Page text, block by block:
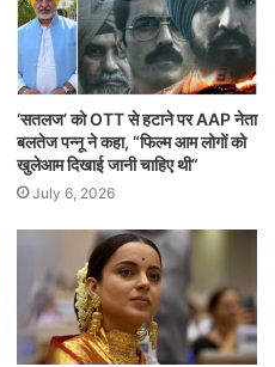
‘सतलज’ को OTT से हटाने पर AAP नेता
बलतेज पन्नू ने कहा, “फिल्म आम लोगों को
खुलेआम दिखाई जानी चाहिए थी”
July 6, 2026